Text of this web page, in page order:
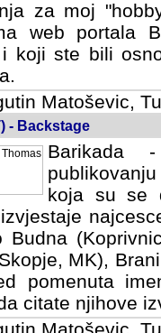
za moj
web portala
koji ste bili
Matoševic,
- Backstage
Barikada
koja su se
Budna
MK),
pomenuta
citate njihove